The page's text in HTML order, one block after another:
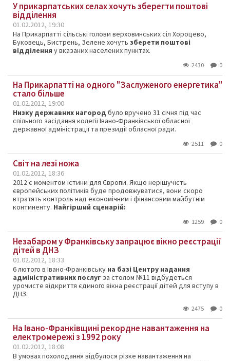
У прикарпатських селах хочуть зберегти поштові
відділення
01.02.2012, 19:30
На Прикарпатті сільські голови верховинських сіл Хороцево,
Буковець, Бистрень, Зелене хочуть зберети поштові
відділення у вказаних населених пунктах.
2430 0
На Прикарпатті на одного "Заслуженого енергетика"
стало більше
01.02.2012, 19:00
Низку державних нагород було вручено 31 січня під час
спільного засідання колегії Івано-Франківської обласної
державної адміністрації та президії обласної ради.
2511 0
Світ на лезі ножа
01.02.2012, 18:36
2012є моментом істини для Європи. Якщо нерішучість
європейськихполітиків буде продовжуватися, вони скоро
втратять контроль над економічним і фінансовим майбутнім
континенту. Найгірший сценарій:
1259 0
Незабаром у Франківську запрацює вікно реєстрації
дітей в ДНЗ
01.02.2012, 18:33
6 лютого в Івано-Франківську на базі Центру надання
адміністративних послуг за столом №11 відбудеться
урочисте відкриття єдиного вікна реєстрації дітей для вступу в
ДНЗ.
2475 0
На Івано-Франківщині рекордне навантаження на
електромережі з 1992 року
01.02.2012, 18:08
В умовах похолодання відбулося різке навантаження на